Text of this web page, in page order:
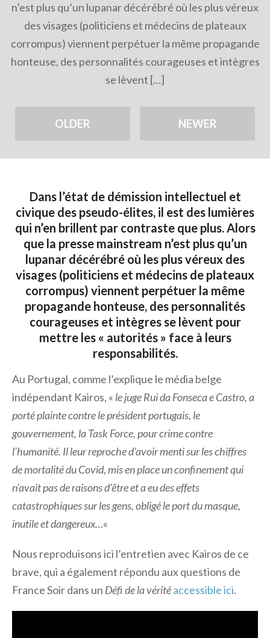
n’est plus qu’un lupanar décérébré où les plus véreux
des visages (politiciens et médecins de plateaux
corrompus) viennent perpétuer la même propagande
honteuse, des personnalités courageuses et intègres
se lèvent […]
OLDER NEWER
Dans l’état de démission intellectuel et
civique des pseudo-élites, il est des lumières
qui n’en brillent par contraste que plus. Alors
que la presse mainstream n’est plus qu’un
lupanar décérébré où les plus véreux des
visages (politiciens et médecins de plateaux
corrompus) viennent perpétuer la même
propagande honteuse, des personnalités
courageuses et intègres se lèvent pour
mettre les « autorités » face à leurs
responsabilités.
Au Portugal, comme l’explique le média belge
indépendant Kairos, « le juge Rui da Fonseca e Castro, a
porté plainte contre le président portugais, le
gouvernement, la Task Force, pour crime contre
l’humanité. Il leur reproche d’avoir menti sur les chiffres
de mortalité du Covid, mis en place un confinement qui
n’avait pas de raisons d’être et a eu des effets
catastrophiques sur les gens, obligé le port du masque,
inutile et dangereux…«
Nous reproduisons ici l’entretien avec Kairos de ce
brave, qui a également répondu aux questions de
France Soir dans un Défi de la véritéaccessible ici.